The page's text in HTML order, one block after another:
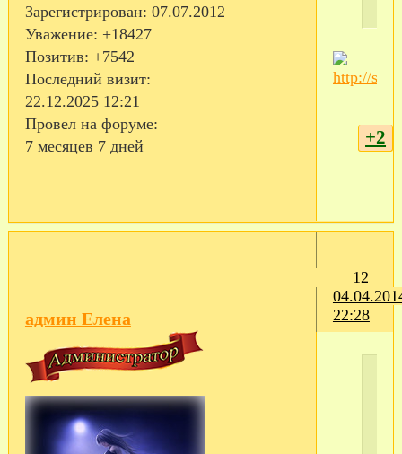
Зарегистрирован: 07.07.2012
Уважение: +18427
Позитив: +7542
Последний визит:
22.12.2025 12:21
Провел на форуме:
7 месяцев 7 дней
+2
12
22:28
админ Елена